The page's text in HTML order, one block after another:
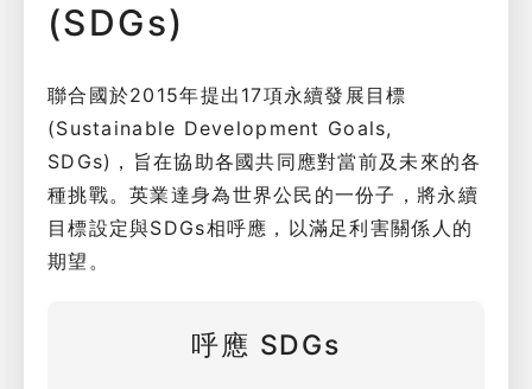
(SDGs)
聯合國於2015年提出17項永續發展目標
(Sustainable Development Goals,
SDGs)，旨在協助各國共同應對當前及未來的各
種挑戰。英業達身為世界公民的一份子，將永續
目標設定與SDGs相呼應，以滿足利害關係人的
期望。
呼應 SDGs